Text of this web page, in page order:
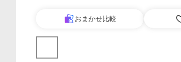
おまかせ比較